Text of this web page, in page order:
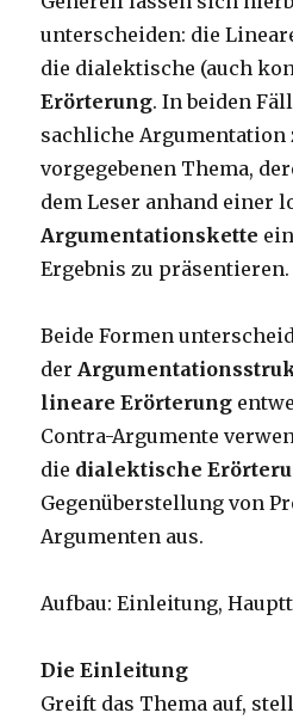
unterscheiden: die
die dialektische (auch
Erörterung. In beiden
sachliche Argumentation
vorgegebenen Thema,
dem Leser anhand einer
Argumentationskette
Ergebnis zu präsentieren.
Beide Formen
der
lineare Erörterung
Contra-Argumente
die dialektische
Gegenüberstellung von
Argumenten aus.
Aufbau: Einleitung,
Die Einleitung
Greift das Thema auf,